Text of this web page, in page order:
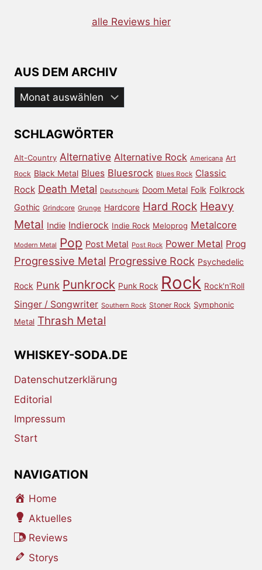
alle Reviews hier
AUS DEM ARCHIV
Aus
dem
SCHLAGWÖRTER
Alt-Country Alternative Alternative Rock Americana Art
Rock Black Metal Blues Bluesrock Blues Rock Classic
Rock Death Metal Deutschpunk Doom Metal Folk Folkrock
Gothic Grindcore Grunge Hardcore Hard Rock Heavy
Metal Indie Indierock Indie Rock Meloprog Metalcore
Modern Metal Pop Post Metal Post Rock Power Metal Prog
Progressive Metal Progressive Rock Psychedelic
Rock Punk Punkrock Punk Rock Rock Rock'n'Roll
Singer / Songwriter Southern Rock Stoner Rock Symphonic
Metal Thrash Metal
WHISKEY-SODA.DE
Datenschutzerklärung
Editorial
Impressum
Start
NAVIGATION
Home
Aktuelles
Reviews
Storys